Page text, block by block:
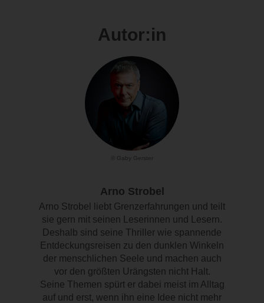
Autor:in
© Gaby Gerster
Arno Strobel
Arno Strobel liebt Grenzerfahrungen und teilt
sie gern mit seinen Leserinnen und Lesern.
Deshalb sind seine Thriller wie spannende
Entdeckungsreisen zu den dunklen Winkeln
der menschlichen Seele und machen auch
vor den größten Urängsten nicht Halt.
Seine Themen spürt er dabei meist im Alltag
auf und erst, wenn ihn eine Idee nicht mehr